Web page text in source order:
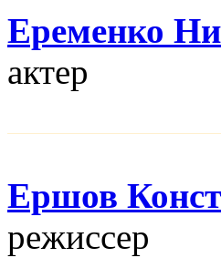
Еременко
актер
Ершов
режисcер